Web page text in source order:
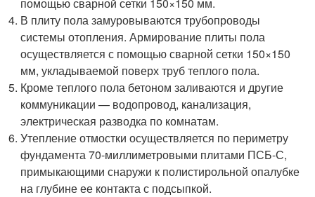
В плиту пола замуровываются трубопроводы
системы отопления. Армирование плиты пола
осуществляется с помощью сварной сетки 150×150
мм, укладываемой поверх труб теплого пола.
Кроме теплого пола бетоном заливаются и другие
коммуникации — водопровод, канализация,
электрическая разводка по комнатам.
Утепление отмостки осуществляется по периметру
фундамента 70-миллиметровыми плитами ПСБ-С,
примыкающими снаружи к полистирольной опалубке
на глубине ее контакта с подсыпкой.